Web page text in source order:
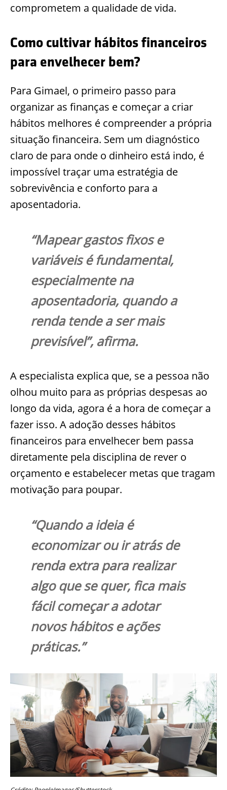
comprometem a qualidade de vida.
Como cultivar hábitos financeiros
para envelhecer bem?
Para Gimael, o primeiro passo para
organizar as finanças e começar a criar
hábitos melhores é compreender a própria
situação financeira. Sem um diagnóstico
claro de para onde o dinheiro está indo, é
impossível traçar uma estratégia de
sobrevivência e conforto para a
aposentadoria.
“Mapear gastos fixos e
variáveis é fundamental,
especialmente na
aposentadoria, quando a
renda tende a ser mais
previsível”, afirma.
A especialista explica que, se a pessoa não
olhou muito para as próprias despesas ao
longo da vida, agora é a hora de começar a
fazer isso. A adoção desses hábitos
financeiros para envelhecer bem passa
diretamente pela disciplina de rever o
orçamento e estabelecer metas que tragam
motivação para poupar.
“Quando a ideia é
economizar ou ir atrás de
renda extra para realizar
algo que se quer, fica mais
fácil começar a adotar
novos hábitos e ações
práticas.”